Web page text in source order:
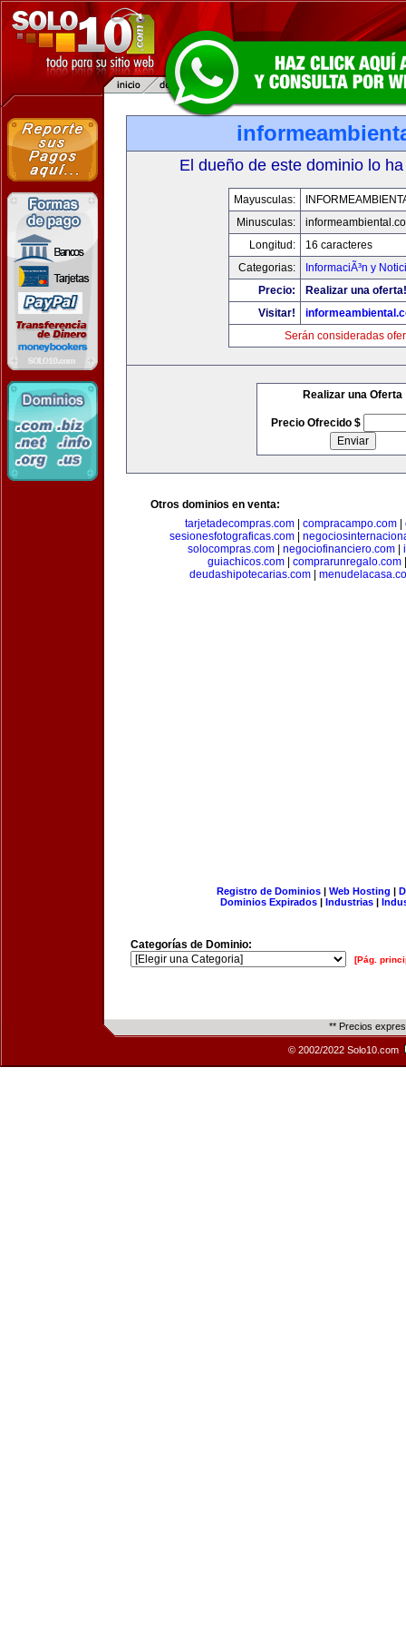
El dueño de este dominio lo
Mayusculas:
Minusculas:
Longitud:
16 caracteres
Categorias:
InformaciÃ³n y
Precio:
Realizar una oferta!
Visitar!
Serán consideradas
Realizar una Oferta
Precio Ofrecido $
Otros dominios en venta:
tarjetadecompras.com
compracampo.com
sesionesfotograficas.com
solocompras.com| negociofinanciero.com|
guiachicos.com
comprarunregalo.com
deudashipotecarias.com|
Registro de Dominios| Web Hosting |
Dominios Expirados | Industrias |
Categorías de Dominio:
[Pág.
** Precios
© 2002/2022 Solo10.com